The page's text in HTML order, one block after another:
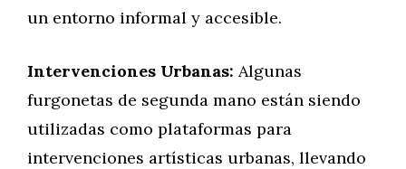
un entorno informal y accesible.
Intervenciones Urbanas: Algunas
furgonetas de segunda mano están siendo
utilizadas como plataformas para
intervenciones artísticas urbanas, llevando